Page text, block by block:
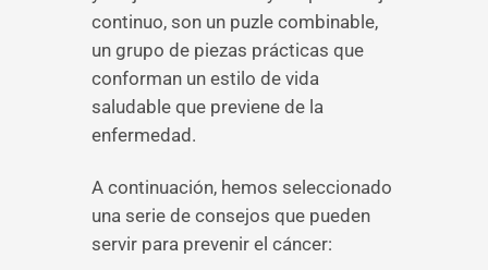
continuo, son un puzle combinable,
un grupo de piezas prácticas que
conforman un estilo de vida
saludable que previene de la
enfermedad.
A continuación, hemos seleccionado
una serie de consejos que pueden
servir para prevenir el cáncer: